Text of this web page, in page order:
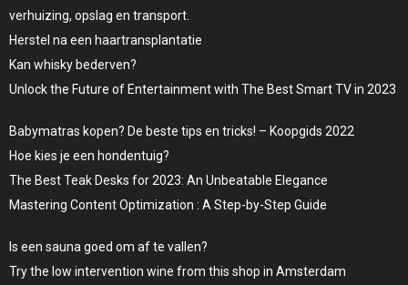
verhuizing, opslag en transport.
Herstel na een haartransplantatie
Kan whisky bederven?
Unlock the Future of Entertainment with The Best Smart TV in 2023
Babymatras kopen? De beste tips en tricks! – Koopgids 2022
Hoe kies je een hondentuig?
The Best Teak Desks for 2023: An Unbeatable Elegance
Mastering Content Optimization : A Step-by-Step Guide
Is een sauna goed om af te vallen?
Try the low intervention wine from this shop in Amsterdam